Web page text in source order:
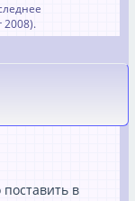
2008).
поставить в